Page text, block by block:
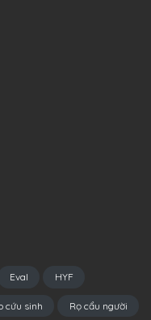
Eval HYF
cứu sinh Rọ cẩu người